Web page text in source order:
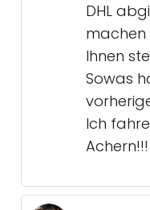
DHL
machen
Ihnen
Sowas
Ich
Achern!!!